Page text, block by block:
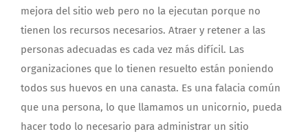
mejora del sitio web pero no la ejecutan porque no
tienen los recursos necesarios. Atraer y retener a las
personas adecuadas es cada vez más difícil. Las
organizaciones que lo tienen resuelto están poniendo
todos sus huevos en una canasta. Es una falacia común
que una persona, lo que llamamos un unicornio, pueda
hacer todo lo necesario para administrar un sitio